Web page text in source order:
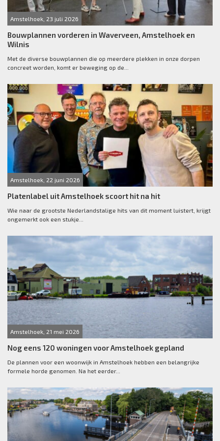
Amstelhoek, 23 juli 2026
Bouwplannen vorderen in Waverveen, Amstelhoek en
Wilnis
Met de diverse bouwplannen die op meerdere plekken in onze dorpen
concreet worden, komt er beweging op de...
Amstelhoek, 22 juni 2026
Platenlabel uit Amstelhoek scoort hit na hit
Wie naar de grootste Nederlandstalige hits van dit moment luistert, krijgt
ongemerkt ook een stukje...
Amstelhoek, 21 mei 2026
Nog eens 120 woningen voor Amstelhoek gepland
De plannen voor een woonwijk in Amstelhoek hebben een belangrijke
formele horde genomen. Na het eerder...